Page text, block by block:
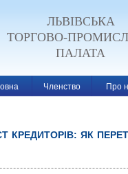
ЛЬВІВСЬКА
ТОРГОВО-
ПАЛАТА
Членство Про
КРЕДИТОРІВ: ЯК